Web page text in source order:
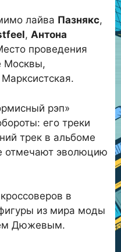
лайва Пазнякс,
, Антона
проведения
Москвы,
рэп»
его треки
трек в альбоме
отмечают эволюцию
в
из мира моды
Дюжевым.